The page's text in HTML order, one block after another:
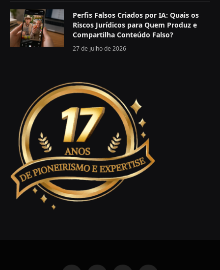
Perfis Falsos Criados por IA: Quais os
Riscos Jurídicos para Quem Produz e
Compartilha Conteúdo Falso?
27 de julho de 2026